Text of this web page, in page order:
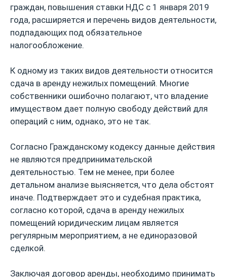
граждан, повышения ставки НДС с 1 января 2019
года, расширяется и перечень видов деятельности,
подпадающих под обязательное
налогообложение.
К одному из таких видов деятельности относится
сдача в аренду нежилых помещений. Многие
собственники ошибочно полагают, что владение
имуществом дает полную свободу действий для
операций с ним, однако, это не так.
Согласно Гражданскому кодексу данные действия
не являются предпринимательской
деятельностью. Тем не менее, при более
детальном анализе выясняется, что дела обстоят
иначе. Подтверждает это и судебная практика,
согласно которой, сдача в аренду нежилых
помещений юридическим лицам является
регулярным мероприятием, а не единоразовой
сделкой.
Заключая договор аренды, необходимо принимать